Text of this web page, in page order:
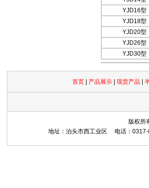
YJD16型
YJD18型
YJD20型
YJD26型
YJD30型
首页| 产品展示| 现货产品|
版权所
地址：泊头市西工业区 电话：